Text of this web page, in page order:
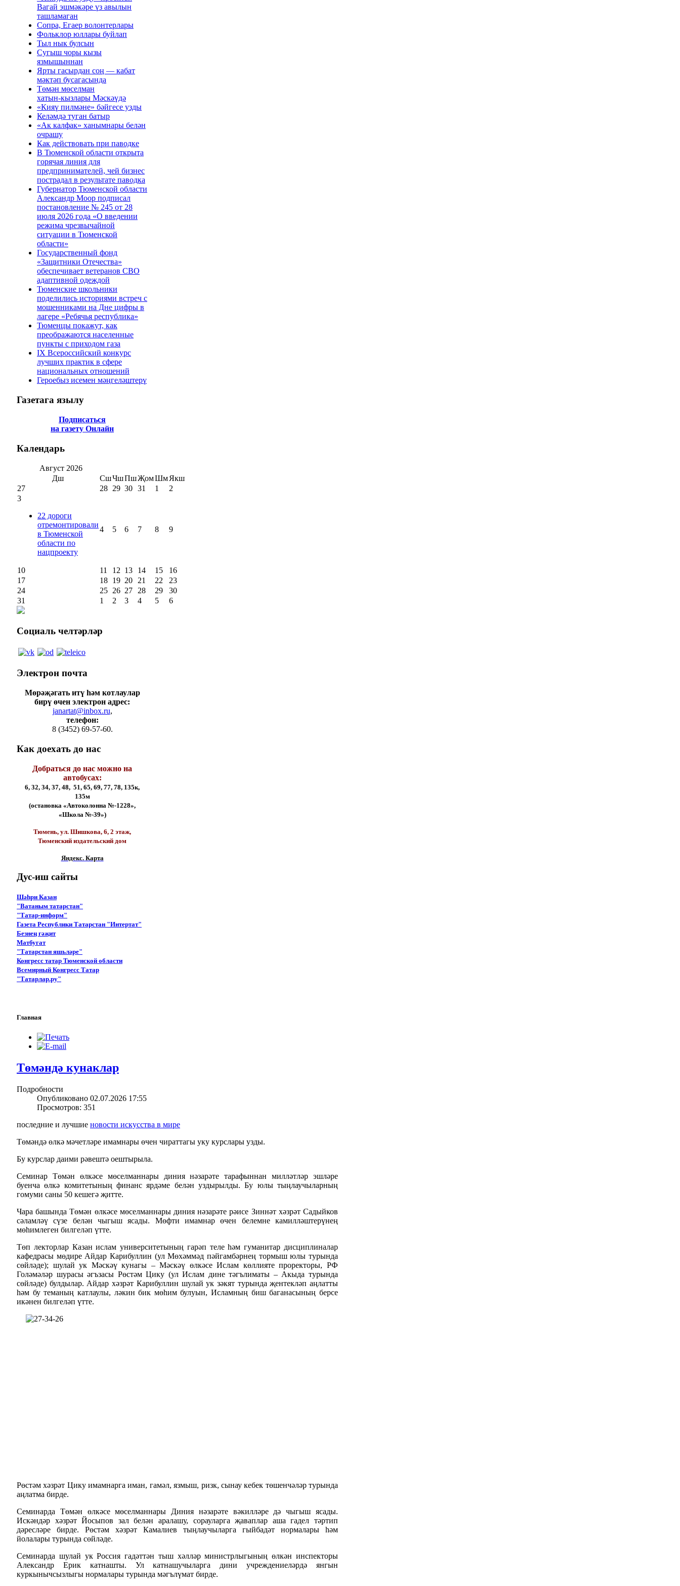
Вагай эшмәкәре үз авылын
ташламаган
Сопра, Егаер волонтерлары
Фольклор юллары буйлап
Тыл нык булсын
Сугыш чоры кызы
язмышыннан
Ярты гасырдан соң — кабат
мәктәп бусагасында
Төмән мөселман
хатын‑кызлары Мәскәүдә
«Кияү пилмәне» бәйгесе узды
Келәмдә туган батыр
«Ак калфак» ханымнары белән
очрашу
Как действовать при паводке
В Тюменской области открыта
горячая линия для
предпринимателей, чей бизнес
пострадал в результате паводка
Губернатор Тюменской области
Александр Моор подписал
постановление № 245 от 28
июля 2026 года «О введении
режима чрезвычайной
ситуации в Тюменской
области»
Государственный фонд
«Защитники Отечества»
обеспечивает ветеранов СВО
адаптивной одеждой
Тюменские школьники
поделились историями встреч с
мошенниками на Дне цифры в
лагере «Ребячья республика»
Тюменцы покажут, как
преображаются населенные
пункты с приходом газа
IХ Всероссийский конкурс
лучших практик в сфере
национальных отношений
Героебыз исемен мәңгеләштерү
Газетага язылу
Подписаться
на газету Онлайн
Календарь
Август 2026
Дш
СшЧшПшҖомШмЯкш
27
28 29 30 31 1
2
3
22 дороги
отремонтировали
в Тюменской
области по
нацпроекту
4 5 6 7 8 9
10 11 12 13 14 15
16
17
18 19 20 21 22
23
24
25 26 27 28 29
30
31
1 2 3 4 5 6
Социаль челтәрләр
Электрон почта
Мөрәҗәгать итү һәм котлаулар
бирү өчен электрон адрес:
janartat@inbox.ru,
телефон:
8 (3452) 69-57-60.
Как доехать до нас
Добраться до нас можно на
автобусах:
6, 32, 34, 37, 48, 51, 65, 69, 77, 78, 135к,
135м
(остановка «Автоколонна №-1228»,
«Школа №-39»)
Тюмень, ул. Шишкова, 6, 2 этаж,
Тюменский издательский дом
Яндекс. Карта
Дус-иш сайты
Шәһри Казан
"Ватаным татарстан"
"Татар-информ"
Газета Республики Татарстан "Интертат"
Безнең гәҗит
Матбугат
"Татарстан яшьләре"
Конгресс татар Тюменской области
Всемирный Конгресс Татар
"Татарлар.ру"
Главная
Төмәндә кунаклар
Подробности
Опубликовано 02.07.2026 17:55
Просмотров: 351
последние и лучшие новости искусства в мире
Төмәндә өлкә мәчетләре имамнары өчен чираттагы уку курслары узды.
Бу курслар даими рәвештә оештырыла.
Семинар Төмән өлкәсе мөселманнары диния нәзарәте тарафыннан милләтләр эшләре
буенча өлкә комитетының финанс ярдәме белән уздырылды. Бу юлы тыңлаучыларның
гомуми саны 50 кешегә җитте.
Чара башында Төмән өлкәсе мөселманнары диния нәзарәте рәисе Зиннәт хәзрәт Садыйков
сәламләү сүзе белән чыгыш ясады. Мөфти имамнар өчен белемне камилләштерүнең
мөһимлеген билгеләп үтте.
Төп лекторлар Казан ислам университетының гарәп теле һәм гуманитар дисциплиналар
кафедрасы мөдире Айдар Карибуллин (ул Мөхәммәд пәйгамбәрнең тормыш юлы турында
сөйләде); шулай ук Мәскәү кунагы – Мәскәү өлкәсе Ислам көллияте проректоры, РФ
Голәмәләр шурасы әгъзасы Рөстәм Цику (ул Ислам дине тәгълиматы – Акыда турында
сөйләде) булдылар. Айдар хәзрәт Карибуллин шулай ук зәкят турында җентекләп аңлатты
һәм бу теманың катлаулы, ләкин бик мөһим булуын, Исламның биш баганасының берсе
икәнен билгеләп үтте.
Рөстәм хәзрәт Цику имамнарга иман, гамәл, язмыш, ризк, сынау кебек төшенчәләр турында
аңлатма бирде.
Семинарда Төмән өлкәсе мөселманнары Диния нәзарәте вәкилләре дә чыгыш ясады.
Искәндәр хәзрәт Йосыпов зал белән аралашу, сорауларга җаваплар аша гадел тәртип
дәресләре бирде. Рөстәм хәзрәт Камалиев тыңлаучыларга гыйбадәт нормалары һәм
йолалары турында сөйләде.
Семинарда шулай ук Россия гадәттән тыш хәлләр министрлыгының өлкән инспекторы
Александр Ерик катнашты. Ул катнашучыларга дини учреждениеләрдә янгын
куркынычсызлыгы нормалары турында мәгълүмат бирде.